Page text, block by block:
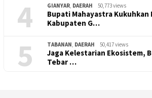
4 GIANYAR DAERAH 50,773 views
Bupati Mahayastra Kukuhkan
Kabupaten G…
5 TABANAN DAERAH 50,417 views
Jaga Kelestarian Ekosistem,
Tebar …